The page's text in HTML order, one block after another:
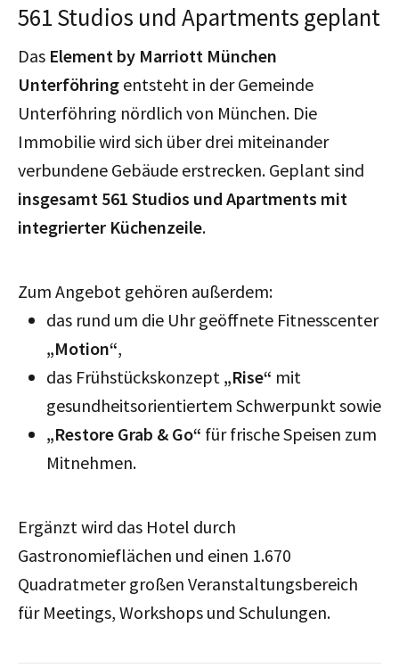
561 Studios und Apartments geplant
Das Element by Marriott München
Unterföhring entsteht in der Gemeinde
Unterföhring nördlich von München. Die
Immobilie wird sich über drei miteinander
verbundene Gebäude erstrecken. Geplant sind
insgesamt 561 Studios und Apartments mit
integrierter Küchenzeile.
Zum Angebot gehören außerdem:
das rund um die Uhr geöffnete Fitnesscenter
„Motion“,
das Frühstückskonzept „Rise“ mit
gesundheitsorientiertem Schwerpunkt sowie
„Restore Grab & Go“ für frische Speisen zum
Mitnehmen.
Ergänzt wird das Hotel durch
Gastronomieflächen und einen 1.670
Quadratmeter großen Veranstaltungsbereich
für Meetings, Workshops und Schulungen.